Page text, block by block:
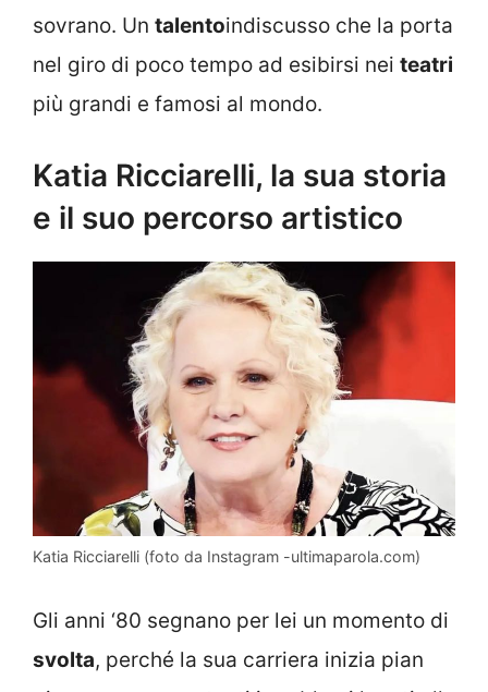
sovrano. Un talentoindiscusso che la porta
nel giro di poco tempo ad esibirsi nei teatri
più grandi e famosi al mondo.
Katia Ricciarelli, la sua storia
e il suo percorso artistico
Katia Ricciarelli (foto da Instagram -ultimaparola.com)
Gli anni ‘80 segnano per lei un momento di
svolta, perché la sua carriera inizia pian